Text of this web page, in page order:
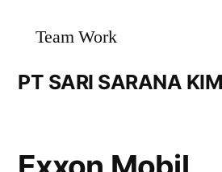
Team Work
PT SARI SARANA